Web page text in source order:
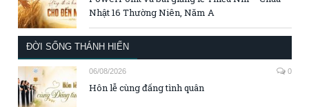
Nhật 16 Thường Niên, Năm A
ĐỜI SỐNG THÁNH HIẾN
06/08/2026 0
Hôn lễ cùng đấng tình quân